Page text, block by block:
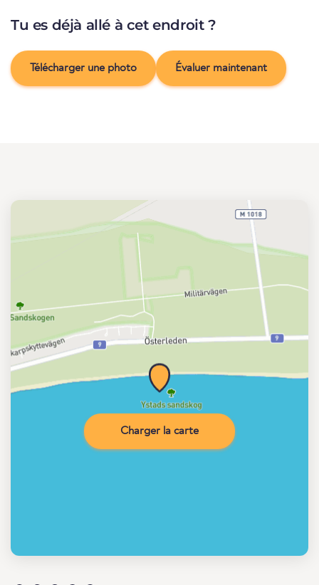
Tu es déjà allé à cet endroit ?
Télécharger une photo Évaluer maintenant
Charger la carte